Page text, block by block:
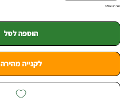
נותרו רק 1 במלאי
הוספה לסל
לקנייה מהירה